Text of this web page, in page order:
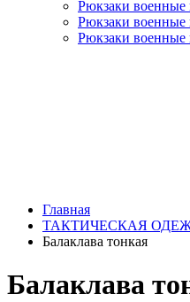
Рюкзаки военные
Рюкзаки военные
Рюкзаки военные
Главная
ТАКТИЧЕСКАЯ
Балаклава тонкая
Балаклава